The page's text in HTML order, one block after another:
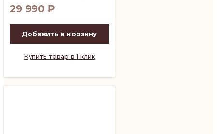
29 990 ₽
Добавить в корзину
Купить товар в 1 клик